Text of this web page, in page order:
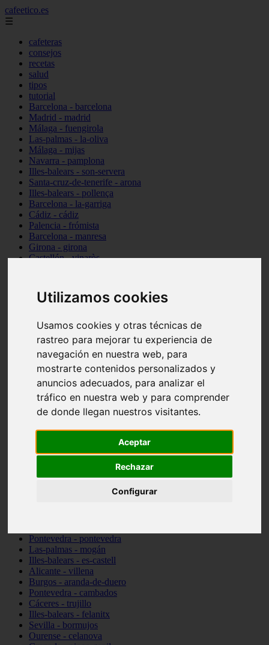
Utilizamos cookies
Usamos cookies y otras técnicas de
rastreo para mejorar tu experiencia de
navegación en nuestra web, para
mostrarte contenidos personalizados y
anuncios adecuados, para analizar el
tráfico en nuestra web y para comprender
de donde llegan nuestros visitantes.
Aceptar
Rechazar
Configurar
cafeetico.es
☰
cafeteras
consejos
recetas
salud
tipos
tutorial
Barcelona - barcelona
Madrid - madrid
Málaga - fuengirola
Las-palmas - la-oliva
Málaga - mijas
Navarra - pamplona
Illes-balears - son-servera
Santa-cruz-de-tenerife - arona
Illes-balears - pollença
Barcelona - la-garriga
Cádiz - cádiz
Palencia - frómista
Barcelona - manresa
Girona - girona
Castellón - vinaròs
Málaga - nerja
Girona - blanes
Málaga - marbella
Asturias - gijón
Girona - figueres
Alicante - santa-pola
Almería - roquetas-de-mar
Girona - tossa-de-mar
Barcelona - sant-cugat-del-vallès
Alicante - l39alfàs-del-pi
Barcelona - vilanova-i-la-geltrú
Castellón - peñíscola
Illes-balears - sant-josep-de-sa-talaia
Pontevedra - pontevedra
Las-palmas - mogán
Illes-balears - es-castell
Alicante - villena
Burgos - aranda-de-duero
Pontevedra - cambados
Cáceres - trujillo
Illes-balears - felanitx
Sevilla - bormujos
Ourense - celanova